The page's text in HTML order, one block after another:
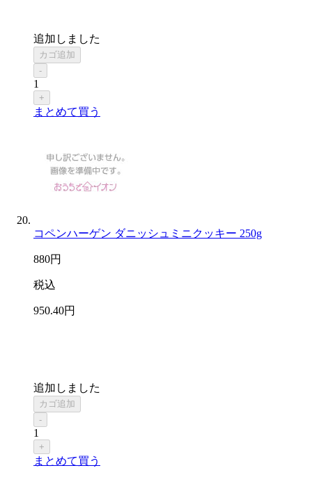
追加しました
カゴ追加
-
1
+
まとめて買う
コペンハーゲン ダニッシュミニクッキー 250g
880円
税込
950.40円
追加しました
カゴ追加
-
1
+
まとめて買う